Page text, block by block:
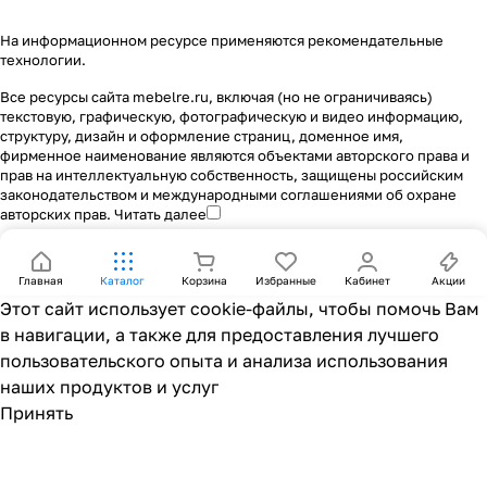
На информационном ресурсе применяются рекомендательные
технологии.
Все ресурсы сайта mebelre.ru, включая (но не ограничиваясь)
текстовую, графическую, фотографическую и видео информацию,
структуру, дизайн и оформление страниц, доменное имя,
фирменное наименование являются объектами авторского права и
прав на интеллектуальную собственность, защищены российским
законодательством и международными соглашениями об охране
авторских прав. Читать далее
Главная Каталог Корзина Избранные Кабинет Акции
Этот сайт использует cookie-файлы, чтобы помочь Вам
в навигации, а также для предоставления лучшего
пользовательского опыта и анализа использования
наших продуктов и услуг
Принять